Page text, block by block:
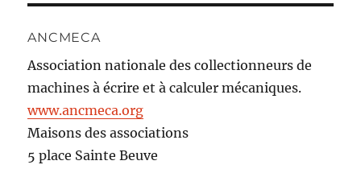
ANCMECA
Association nationale des collectionneurs de
machines à écrire et à calculer mécaniques.
www.ancmeca.org
Maisons des associations
5 place Sainte Beuve